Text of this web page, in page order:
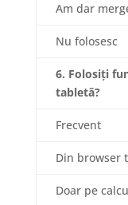
Am dar
Nu folosesc
6. Folosiți
tabletă?
Frecvent
Din browser
Doar pe